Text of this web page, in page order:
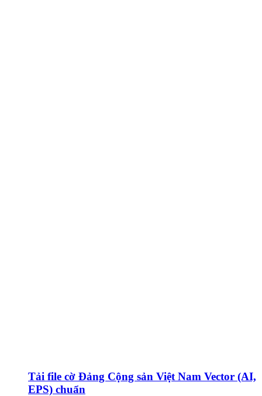
Tải file cờ Đảng Cộng sản Việt Nam Vector (AI,
EPS) chuẩn